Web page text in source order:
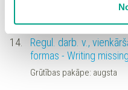
sīkdatņu
piekrišanu sadaļā
14.
Regul. darb. v.,
formas - Writing
Grūtības pakāpe: augsta